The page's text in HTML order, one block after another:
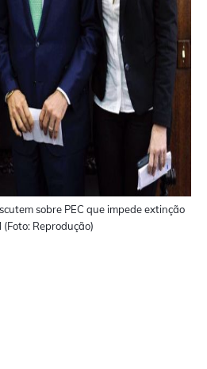
sobre PEC que impede extinção
(Foto: Reprodução)